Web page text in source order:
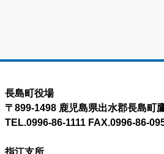
長島町役場
〒899-1498 鹿児島県出水郡長島町
TEL.0996-86-1111 FAX.0996-86-
指江支所